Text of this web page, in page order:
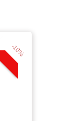
-10%